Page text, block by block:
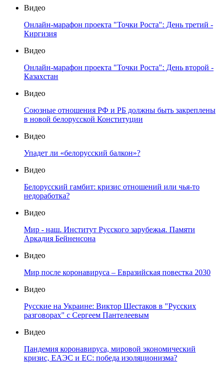
Видео
Онлайн-марафон проекта "Точки Роста": День третий -
Киргизия
Видео
Онлайн-марафон проекта "Точки Роста": День второй -
Казахстан
Видео
Союзные отношения РФ и РБ должны быть закреплены
в новой белорусской Конституции
Видео
Упадет ли «белорусский балкон»?
Видео
Белорусский гамбит: кризис отношений или чья-то
недоработка?
Видео
Мир - наш. Институт Русского зарубежья. Памяти
Аркадия Бейненсона
Видео
Мир после коронавируса – Евразийская повестка 2030
Видео
Русские на Украине: Виктор Шестаков в "Русских
разговорах" с Сергеем Пантелеевым
Видео
Пандемия коронавируса, мировой экономический
кризис, ЕАЭС и ЕС: победа изоляционизма?